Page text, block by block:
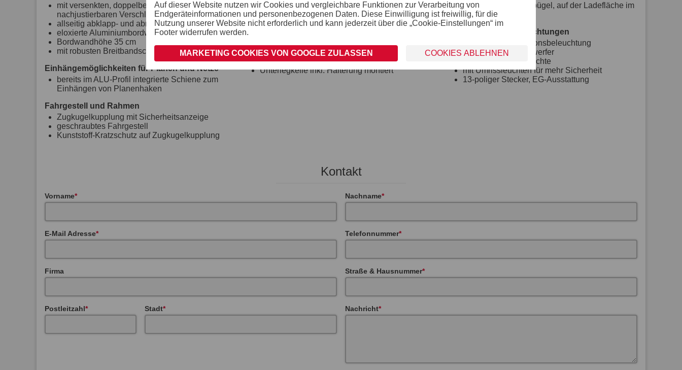
mit versenkten, doppelbeschichteten und
nachjustierbaren Verschlüssen
allseitig abklapp- und abnehmbare Bordwände
eloxierte Aluminiumbordwände
Bordwandhöhe 35 cm
mit robusten Breitbandscharnieren
Einhängemöglichkeiten für Planen und Netze
bereits im ALU-Profil integrierte Schiene zum
Einhängen von Planenhaken
Fahrgestell und Rahmen
Zugkugelkupplung mit Sicherheitsanzeige
geschraubtes Fahrgestell
Kunststoff-Kratzschutz auf Zugkugelkupplung
durchgängiger, rutschhemmender und
wasserfester Siebdruckholzboden
15 mm stark
robuste Gummifederachse
wartungsfreie Kompaktradlager
Unterlegkeile inkl. Halterung montiert
8 versenkte Verzurrbügel, auf der Ladefläche im
Rahmen integriert
Lichttechnische Einrichtungen
moderne Multifunktionsbeleuchtung
mit Rückfahrscheinwerfer
mit Nebelschlussleuchte
mit Umrissleuchten für mehr Sicherheit
13-poliger Stecker, EG-Ausstattung
Kontakt
Vorname Nachname
E-Mail Adresse Telefonnummer
Firma Straße & Hausnummer
Postleitzahl Stadt Nachricht
Auf dieser Website nutzen wir Cookies und vergleichbare Funktionen zur Verarbeitung von
Endgeräteinformationen und personenbezogenen Daten. Diese Einwilligung ist freiwillig, für die
Nutzung unserer Website nicht erforderlich und kann jederzeit über die „Cookie-Einstellungen“ im
Footer widerrufen werden.
MARKETING COOKIES VON GOOGLE ZULASSEN COOKIES ABLEHNEN